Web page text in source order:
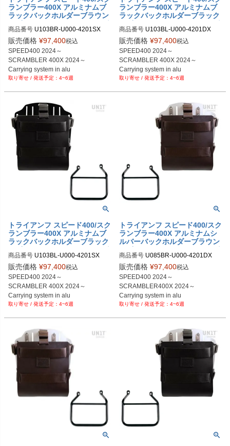
ランブラー400X アルミナムブ
ラックバックホルダーブラウン
サポートフレーム左側キット ユ
ニットガレージ
商品番号 U103BR-U000-4201SX
販売価格 ¥97,400税込
SPEED400 2024～
SCRAMBLER 400X 2024～
Carrying system in alu
Black with Black leather
4~6週
ランブラー400X アルミナムブ
ラックバックホルダーブラック
サポートフレーム右側キット ユ
ニットガレージ
商品番号 U103BL-U000-4201DX
U103BL+U000+4201DX
販売価格 ¥97,400税込
SPEED400 2024～
SCRAMBLER 400X 2024～
Carrying system in alu
Black with Black leather
4~6週
トライアンフ スピード400/スク
ランブラー400X アルミナムブ
ラックバックホルダーブラック
サポートフレーム左側キット ユ
ニットガレージ
商品番号 U103BL-U000-4201SX
U103BL+U000+4201SX
販売価格 ¥97,400税込
SPEED400 2024～
SCRAMBLER 400X 2024～
Carrying system in alu
Black with Black leather
4~6週
トライアンフ スピード400/スク
ランブラー400X アルミナムシ
ルバーバックホルダーブラウン
サポートフレーム右側キット ユ
ニットガレージ
商品番号 U085BR-U000-4201DX
U085BR+U000+4201DX
販売価格 ¥97,400税込
SPEED400 2024～
SCRAMBLER400X 2024～
Carrying system in alu
Sliver with Brown leather
4~6週